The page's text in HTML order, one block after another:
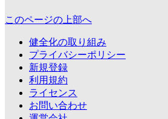
このページの上部へ
健全化の取り組み
プライバシーポリシー
新規登録
利用規約
ライセンス
お問い合わせ